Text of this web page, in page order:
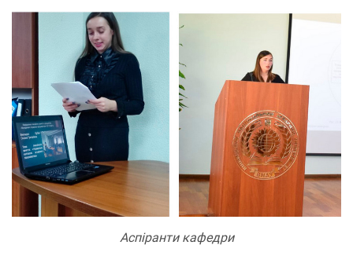
Аспіранти кафедри